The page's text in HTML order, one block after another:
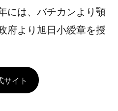
には、バチカンより顎
府より旭日小綬章を授
サイト